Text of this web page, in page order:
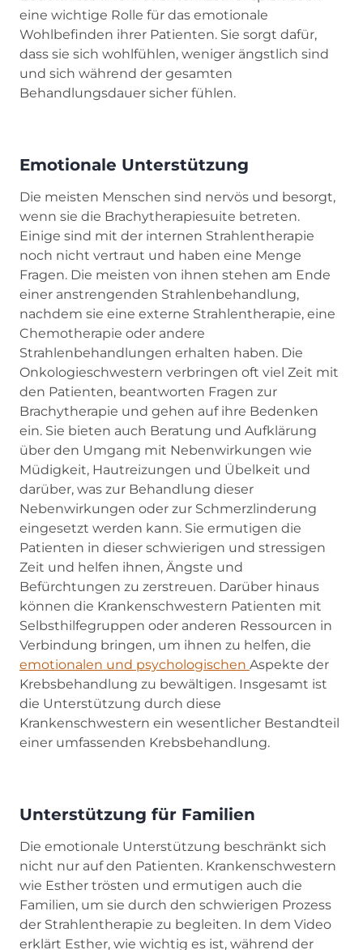
eine wichtige Rolle für das emotionale
Wohlbefinden ihrer Patienten. Sie sorgt dafür,
dass sie sich wohlfühlen, weniger ängstlich sind
und sich während der gesamten
Behandlungsdauer sicher fühlen.
Emotionale Unterstützung
Die meisten Menschen sind nervös und besorgt,
wenn sie die Brachytherapiesuite betreten.
Einige sind mit der internen Strahlentherapie
noch nicht vertraut und haben eine Menge
Fragen. Die meisten von ihnen stehen am Ende
einer anstrengenden Strahlenbehandlung,
nachdem sie eine externe Strahlentherapie, eine
Chemotherapie oder andere
Strahlenbehandlungen erhalten haben. Die
Onkologieschwestern verbringen oft viel Zeit mit
den Patienten, beantworten Fragen zur
Brachytherapie und gehen auf ihre Bedenken
ein. Sie bieten auch Beratung und Aufklärung
über den Umgang mit Nebenwirkungen wie
Müdigkeit, Hautreizungen und Übelkeit und
darüber, was zur Behandlung dieser
Nebenwirkungen oder zur Schmerzlinderung
eingesetzt werden kann. Sie ermutigen die
Patienten in dieser schwierigen und stressigen
Zeit und helfen ihnen, Ängste und
Befürchtungen zu zerstreuen. Darüber hinaus
können die Krankenschwestern Patienten mit
Selbsthilfegruppen oder anderen Ressourcen in
Verbindung bringen, um ihnen zu helfen, die
emotionalen und psychologischen Aspekte der
Krebsbehandlung zu bewältigen. Insgesamt ist
die Unterstützung durch diese
Krankenschwestern ein wesentlicher Bestandteil
einer umfassenden Krebsbehandlung.
Unterstützung für Familien
Die emotionale Unterstützung beschränkt sich
nicht nur auf den Patienten. Krankenschwestern
wie Esther trösten und ermutigen auch die
Familien, um sie durch den schwierigen Prozess
der Strahlentherapie zu begleiten. In dem Video
erklärt Esther, wie wichtig es ist, während der